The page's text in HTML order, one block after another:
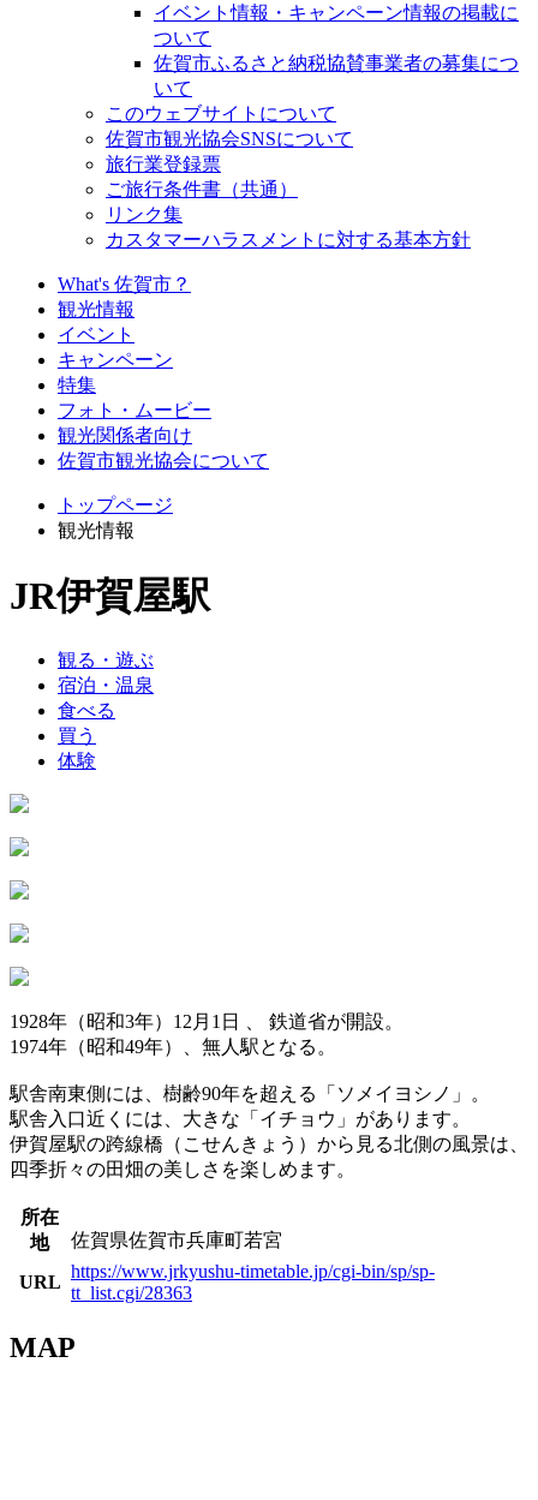
イベント情報・キャンペーン情報の掲載に
ついて
佐賀市ふるさと納税協賛事業者の募集につ
いて
このウェブサイトについて
佐賀市観光協会SNSについて
旅行業登録票
ご旅行条件書（共通）
リンク集
カスタマーハラスメントに対する基本方針
What's 佐賀市？
観光情報
イベント
キャンペーン
特集
フォト・ムービー
観光関係者向け
佐賀市観光協会について
トップページ
観光情報
JR伊賀屋駅
観る・遊ぶ
宿泊・温泉
食べる
買う
体験
1928年（昭和3年）12月1日 、 鉄道省が開設。
1974年（昭和49年）、無人駅となる。
駅舎南東側には、樹齢90年を超える「ソメイヨシノ」。
駅舎入口近くには、大きな「イチョウ」があります。
伊賀屋駅の跨線橋（こせんきょう）から見る北側の風景は、
四季折々の田畑の美しさを楽しめます。
所在
地
佐賀県佐賀市兵庫町若宮
URL
https://www.jrkyushu-timetable.jp/cgi-bin/sp/sp-
tt_list.cgi/28363
MAP